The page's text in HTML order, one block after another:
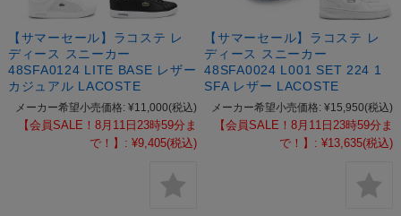
【サマーセール】ラコステ レ
ディース スニーカー
48SFA0124 LITE BASE レザー
カジュアル LACOSTE
メーカー希望小売価格: ¥11,000(税込)
【会員SALE！8月11日23時59分ま
で！】: ¥9,405(税込)
【サマーセール】ラコステ レ
ディース スニーカー
48SFA0024 L001 SET 224 1
SFA レザー LACOSTE
メーカー希望小売価格: ¥15,950(税込)
【会員SALE！8月11日23時59分ま
で！】: ¥13,635(税込)